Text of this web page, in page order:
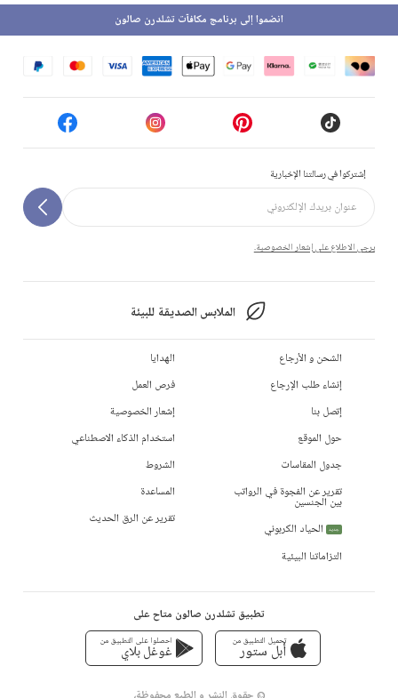
إشتركوا في رسالتنا الإخبارية
يرجى الاطلاع على إشعار الخصوصية.
الملابس الصديقة للبيئة
انضموا إلى برنامج مكافآت تشلدرن صالون
الشحن و الأرجاع
إنشاء طلب الإرجاع
إتصل بنا
حول الموقع
جدول المقاسات
تقرير عن الفجوة في الرواتب
بين الجنسين
جديد
الحياد الكربوني
التزاماتنا البيئية
الهدايا
فرص العمل
إشعار الخصوصية
استخدام الذكاء الاصطناعي
الشروط
المساعدة
تقرير عن الرق الحديث
تطبيق تشلدرن صالون متاح على
تحميل التطبيق من
أبل ستور
احصلوا على التطبيق من
غوغل بلاي